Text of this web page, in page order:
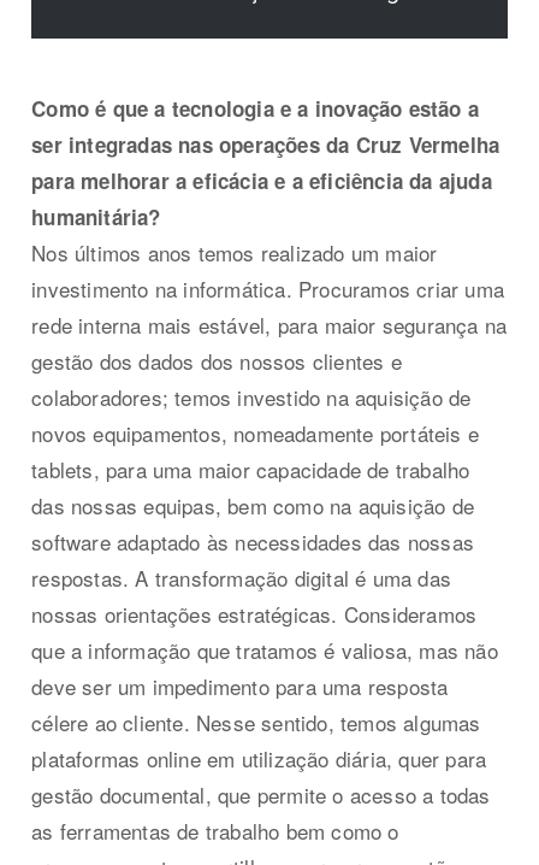
Como é que a tecnologia e a inovação estão a
ser integradas nas operações da Cruz Vermelha
para melhorar a eficácia e a eficiência da ajuda
humanitária?
Nos últimos anos temos realizado um maior
investimento na informática. Procuramos criar uma
rede interna mais estável, para maior segurança na
gestão dos dados dos nossos clientes e
colaboradores; temos investido na aquisição de
novos equipamentos, nomeadamente portáteis e
tablets, para uma maior capacidade de trabalho
das nossas equipas, bem como na aquisição de
software adaptado às necessidades das nossas
respostas. A transformação digital é uma das
nossas orientações estratégicas. Consideramos
que a informação que tratamos é valiosa, mas não
deve ser um impedimento para uma resposta
célere ao cliente. Nesse sentido, temos algumas
plataformas online em utilização diária, quer para
gestão documental, que permite o acesso a todas
as ferramentas de trabalho bem como o